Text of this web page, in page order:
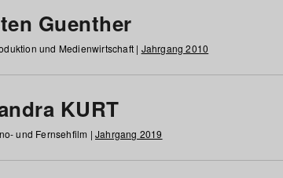
Guenther
und Medienwirtschaft | Jahrgang 2010
KURT
und Fernsehfilm | Jahrgang 2019